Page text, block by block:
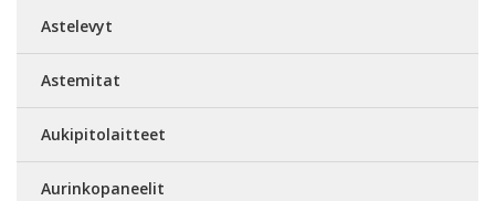
Astelevyt
Astemitat
Aukipitolaitteet
Aurinkopaneelit